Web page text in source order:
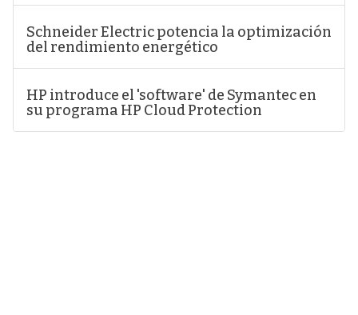
Schneider Electric potencia la optimización
del rendimiento energético
HP introduce el 'software' de Symantec en
su programa HP Cloud Protection